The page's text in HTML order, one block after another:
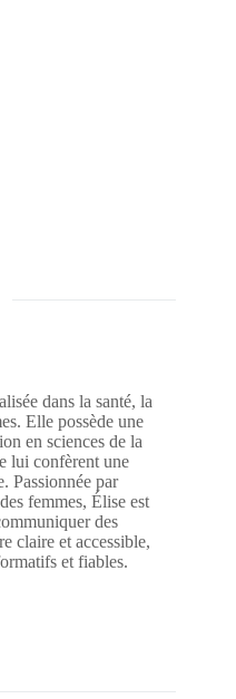
dans la santé, la
Elle possède une
en sciences de la
lui confèrent une
Passionnée par
femmes, Élise est
des
claire et accessible,
et fiables.